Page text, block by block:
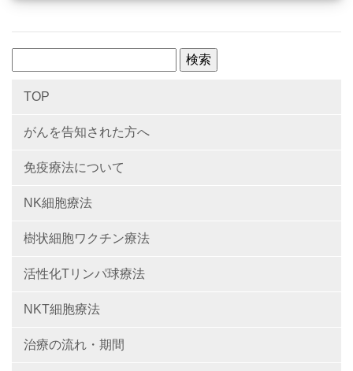
索:
TOP
がんを告知された方へ
免疫療法について
NK細胞療法
樹状細胞ワクチン療法
活性化Tリンパ球療法
NKT細胞療法
治療の流れ・期間